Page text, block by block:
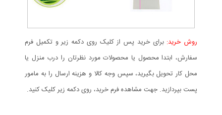
روش خرید: برای خرید پس از کلیک روی دکمه زیر و تکمیل فرم
سفارش، ابتدا محصول یا محصولات مورد نظرتان را درب منزل یا
محل کار تحویل بگیرید، سپس وجه کالا و هزینه ارسال را به مامور
پست بپردازید. جهت مشاهده فرم خرید، روی دکمه زیر کلیک کنید.